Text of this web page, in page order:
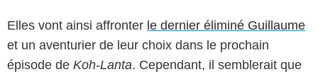
Elles vont ainsi affronter le dernier éliminé Guillaume
et un aventurier de leur choix dans le prochain
épisode de Koh-Lanta. Cependant, il semblerait que